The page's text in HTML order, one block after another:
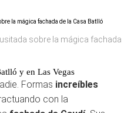
sobre la mágica fachada
y en Las Vegas
Formas increíbles
con la